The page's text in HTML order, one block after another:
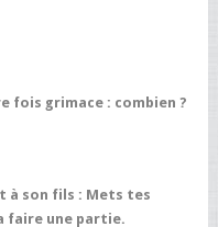
fois grimace : combien ?
à son fils : Mets tes
faire une partie.